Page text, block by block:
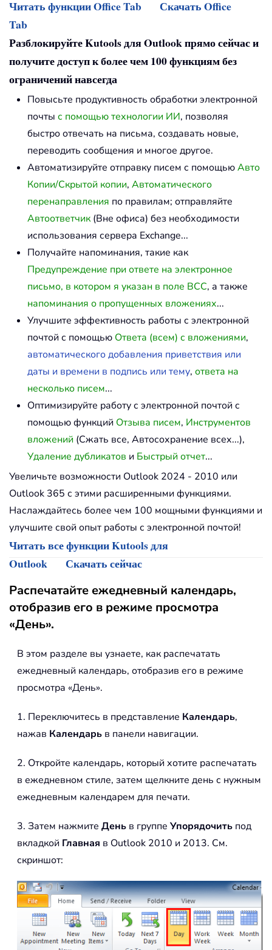
Читать функции Office Tab
Скачать Office
Tab
Разблокируйте Kutools для Outlook прямо сейчас и
получите доступ к более чем 100 функциям без
ограничений навсегда
Повысьте продуктивность обработки электронной
почты с помощью технологии ИИ, позволяя
быстро отвечать на письма, создавать новые,
переводить сообщения и многое другое.
Автоматизируйте отправку писем с помощьюАвто
Копии/Скрытой копии, Автоматического
перенаправления по правилам; отправляйте
Автоответчик(Вне офиса) без необходимости
использования сервера Exchange...
Получайте напоминания, такие как
Предупреждение при ответе на электронное
письмо, в котором я указан в поле BCC, а также
напоминания о пропущенных вложениях...
Улучшите эффективность работы с электронной
почтой с помощью Ответа (всем) с вложениями,
автоматического добавления приветствия или
даты и времени в подпись или тему, ответа на
несколько писем...
Оптимизируйте работу с электронной почтой с
помощью функций Отзыва писем, Инструментов
вложений (Сжать все, Автосохранение всех...),
Удаление дубликатов и Быстрый отчет...
Увеличьте возможности Outlook 2024 - 2010 или
Outlook 365 с этими расширенными функциями.
Наслаждайтесь более чем 100 мощными функциями и
улучшите свой опыт работы с электронной почтой!
Читать все функции Kutools для
Outlook
Скачать сейчас
Распечатайте ежедневный календарь,
отобразив его в режиме просмотра
«День».
В этом разделе вы узнаете, как распечатать
ежедневный календарь, отобразив его в режиме
просмотра «День».
1. Переключитесь в представление Календарь,
нажав Календарь в панели навигации.
2. Откройте календарь, который хотите распечатать
в ежедневном стиле, затем щелкните день с нужным
ежедневным календарем для печати.
3. Затем нажмите День в группе Упорядочить под
вкладкой Главная в Outlook 2010 и 2013. См.
скриншот: